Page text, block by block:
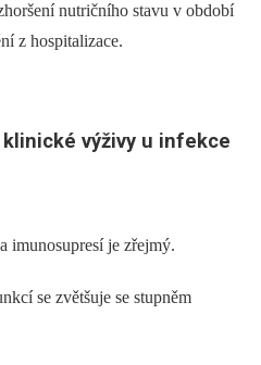
nutričního stavu v období
z hospitalizace.
výživy u infekce
imunosupresí je zřejmý.
se zvětšuje se stupněm